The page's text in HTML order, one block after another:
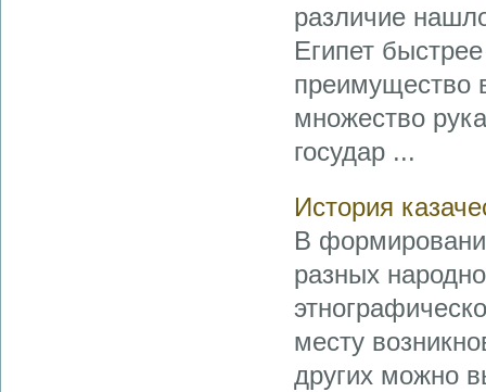
различие
Египет
преимущество
множество
государ ...
История
В
разных
месту
других можно